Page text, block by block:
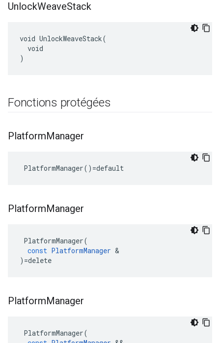
UnlockWeaveStack
void UnlockWeaveStack(
  void
)
Fonctions protégées
PlatformManager
PlatformManager()=default
PlatformManager
PlatformManager(
const PlatformManager &
) =delete
PlatformManager
PlatformManager(